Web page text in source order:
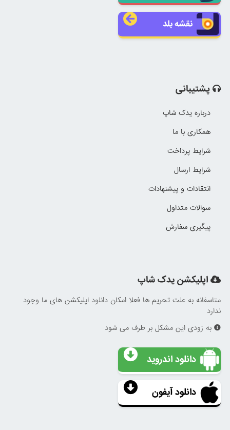
نقشه بلد
پشتیبانی
درباره یدک شاپ
همکاری با ما
شرایط پرداخت
شرایط ارسال
انتقادات و پیشنهادات
سوالات متداول
پیگیری سفارش
اپلیکشن یدک شاپ
متاسفانه به علت تحریم ها فعلا امکان دانلود اپلیکشن های ما وجود
ندارد
به زودی این مشکل بر طرف می شود
دانلود اندروید
دانلود آیفون